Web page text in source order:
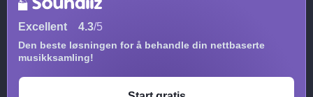
Excellent 4.3/5
Den beste løsningen for å behandle din nettbaserte
musikksamling!